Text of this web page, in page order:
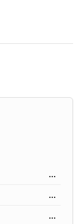
...
...
...